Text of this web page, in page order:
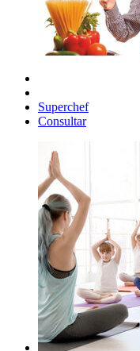
Superchef
Consultar